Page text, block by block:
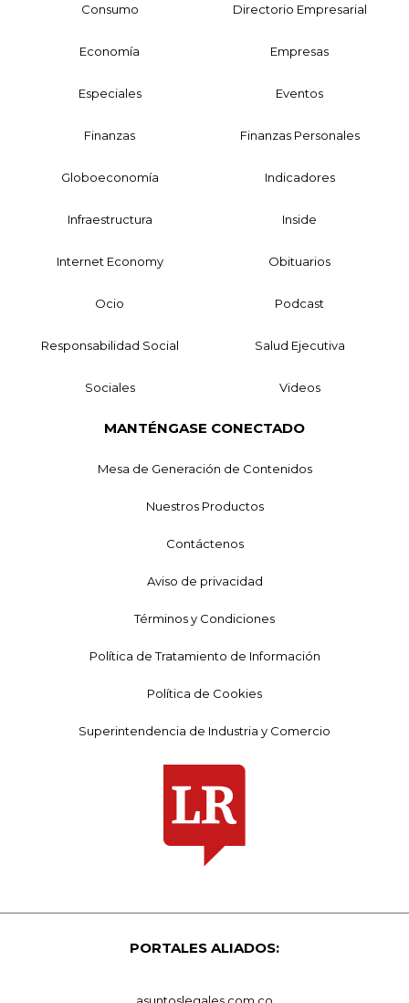
Consumo Directorio Empresarial
Economía Empresas
Especiales Eventos
Finanzas Finanzas Personales
Globoeconomía Indicadores
Infraestructura Inside
Internet Economy Obituarios
Ocio Podcast
Responsabilidad Social Salud Ejecutiva
Sociales Videos
MANTÉNGASE CONECTADO
Mesa de Generación de Contenidos
Nuestros Productos
Contáctenos
Aviso de privacidad
Términos y Condiciones
Política de Tratamiento de Información
Política de Cookies
Superintendencia de Industria y Comercio
PORTALES ALIADOS:
asuntoslegales.com.co